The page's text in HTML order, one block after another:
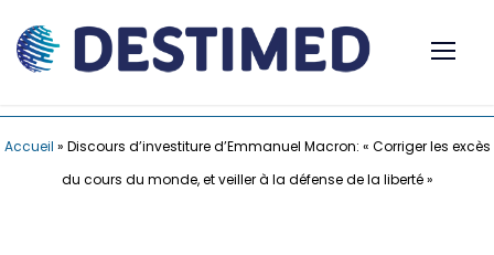
Accueil » Discours d’investiture d’Emmanuel Macron: « Corriger les excès
du cours du monde, et veiller à la défense de la liberté »